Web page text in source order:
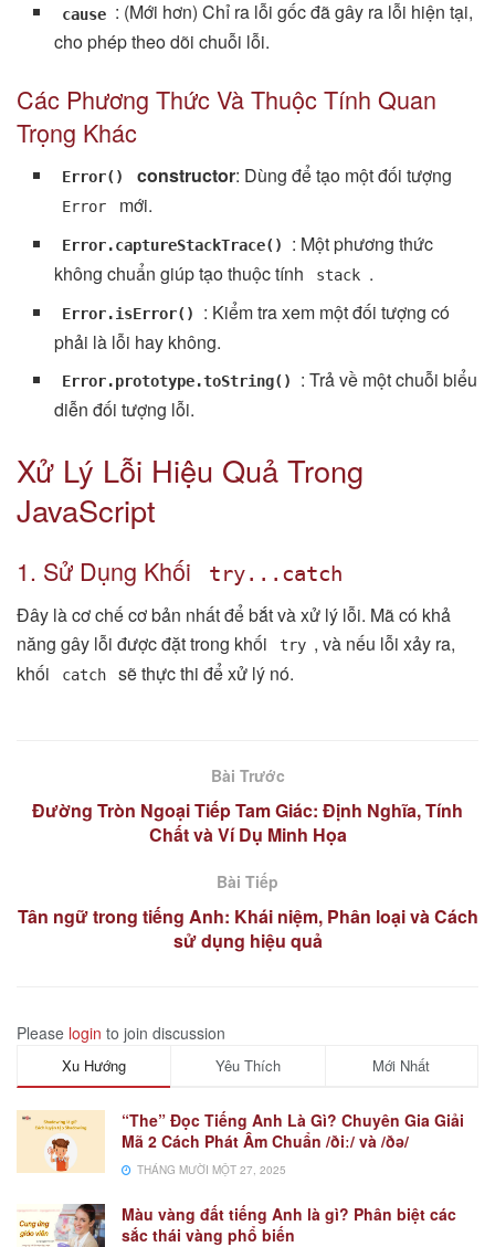
cause : (Mới hơn) Chỉ ra lỗi gốc đã gây ra lỗi hiện tại,
cho phép theo dõi chuỗi lỗi.
Các Phương Thức Và Thuộc Tính Quan
Trọng Khác
Error() constructor: Dùng để tạo một đối tượng
Error mới.
Error.captureStackTrace()
: Một phương thức
không chuẩn giúp tạo thuộc tính
stack .
Error.isError()
: Kiểm tra xem một đối tượng có
phải là lỗi hay không.
Error.prototype.toString()
: Trả về một chuỗi biểu
diễn đối tượng lỗi.
Xử Lý Lỗi Hiệu Quả Trong
JavaScript
1. Sử Dụng Khối
try...catch
Đây là cơ chế cơ bản nhất để bắt và xử lý lỗi. Mã có khả
năng gây lỗi được đặt trong khối
try , và nếu lỗi xảy ra,
khối
catch sẽ thực thi để xử lý nó.
Bài Trước
Đường Tròn Ngoại Tiếp Tam Giác: Định Nghĩa, Tính
Chất và Ví Dụ Minh Họa
Bài Tiếp
Tân ngữ trong tiếng Anh: Khái niệm, Phân loại và Cách
sử dụng hiệu quả
Please login to join discussion
Xu Hướng Yêu Thích Mới Nhất
“The” Đọc Tiếng Anh Là Gì? Chuyên Gia Giải
Mã 2 Cách Phát Âm Chuẩn /ðiː/ và /ðə/
THÁNG MƯỜI MỘT 27, 2025
Màu vàng đất tiếng Anh là gì? Phân biệt các
sắc thái vàng phổ biến